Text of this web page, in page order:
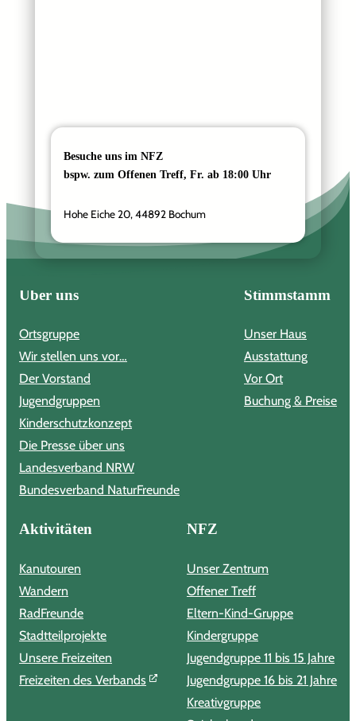
Besuche uns im NFZ
bspw. zum Offenen Treff, Fr. ab 18:00 Uhr
Hohe Eiche 20, 44892 Bochum
Über uns
Ortsgruppe
Wir stellen uns vor…
Der Vorstand
Jugendgruppen
Kinderschutzkonzept
Die Presse über uns
Landesverband NRW
Bundesverband NaturFreunde
Stimmstamm
Unser Haus
Ausstattung
Vor Ort
Buchung & Preise
Aktivitäten
Kanutouren
Wandern
RadFreunde
Stadtteilprojekte
Unsere Freizeiten
Freizeiten des Verbands
NFZ
Unser Zentrum
Offener Treff
Eltern-Kind-Gruppe
Kindergruppe
Jugendgruppe 11 bis 15 Jahre
Jugendgruppe 16 bis 21 Jahre
Kreativgruppe